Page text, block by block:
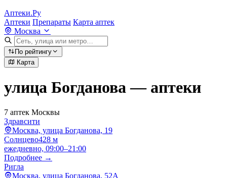
Аптеки.Ру
Аптеки Препараты Карта аптек
Москва
По рейтингу
Карта
улица Богданова — аптеки
7 аптек Москвы
Здравсити
Москва, улица Богданова, 19
Солнцево428 м
ежедневно, 09:00–21:00
Подробнее →
Ригла
Москва, улица Богданова, 52А